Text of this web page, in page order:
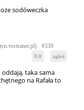
sodóweczka
#339
0:0 zgłoś
taka sama
na Rafała to